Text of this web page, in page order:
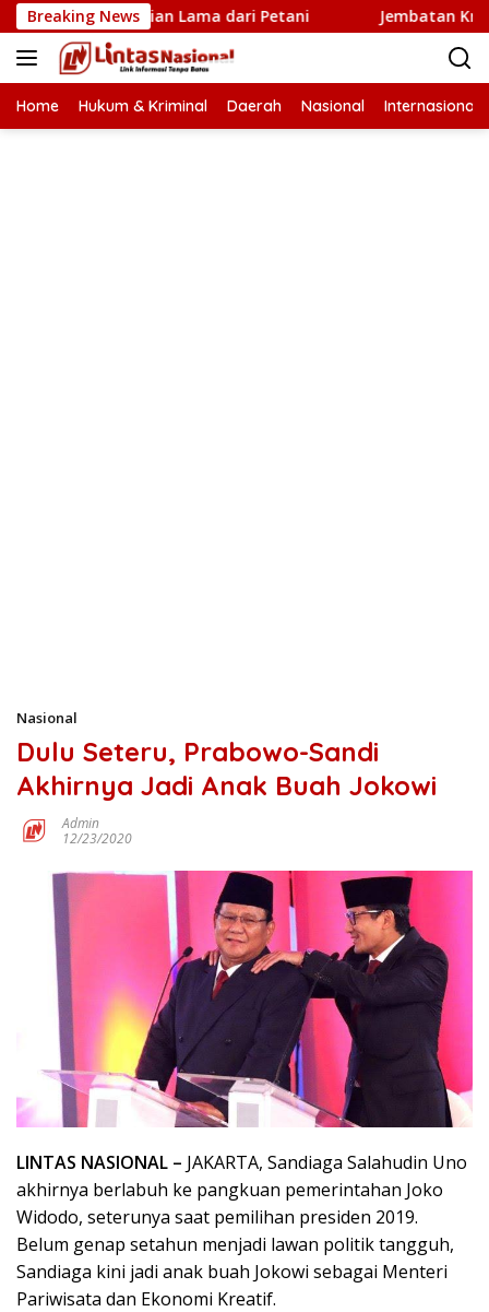
Langsung
ke
konten
Breaking News
Penantian Lama dari Petani Jembatan Krueng
Home Hukum & Kriminal Daerah Nasional Internasional
Nasional
Dulu Seteru, Prabowo-Sandi
Akhirnya Jadi Anak Buah Jokowi
Admin
12/23/2020
LINTAS NASIONAL – JAKARTA, Sandiaga Salahudin Uno
akhirnya berlabuh ke pangkuan pemerintahan Joko
Widodo, seterunya saat pemilihan presiden 2019.
Belum genap setahun menjadi lawan politik tangguh,
Sandiaga kini jadi anak buah Jokowi sebagai Menteri
Pariwisata dan Ekonomi Kreatif.